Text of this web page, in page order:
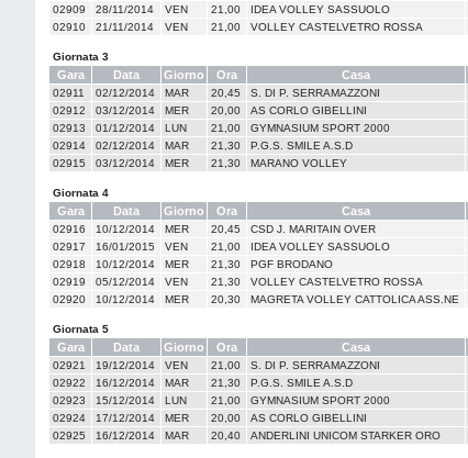
02909 28/11/2014 VEN 21,00 IDEA VOLLEY SASSUOLO
02910 21/11/2014 VEN 21,00 VOLLEY CASTELVETRO ROSSA
Giornata 3
Gara Data Giorno Ora Casa
02911 02/12/2014 MAR 20,45 S. DI P. SERRAMAZZONI
02912 03/12/2014 MER 20,00 AS CORLO GIBELLINI
02913 01/12/2014 LUN 21,00 GYMNASIUM SPORT 2000
02914 02/12/2014 MAR 21,30 P.G.S. SMILE A.S.D
02915 03/12/2014 MER 21,30 MARANO VOLLEY
Giornata 4
Gara Data Giorno Ora Casa
02916 10/12/2014 MER 20,45 CSD J. MARITAIN OVER
02917 16/01/2015 VEN 21,00 IDEA VOLLEY SASSUOLO
02918 10/12/2014 MER 21,30 PGF BRODANO
02919 05/12/2014 VEN 21,30 VOLLEY CASTELVETRO ROSSA
02920 10/12/2014 MER 20,30 MAGRETA VOLLEY CATTOLICA ASS.NE
Giornata 5
Gara Data Giorno Ora Casa
02921 19/12/2014 VEN 21,00 S. DI P. SERRAMAZZONI
02922 16/12/2014 MAR 21,30 P.G.S. SMILE A.S.D
02923 15/12/2014 LUN 21,00 GYMNASIUM SPORT 2000
02924 17/12/2014 MER 20,00 AS CORLO GIBELLINI
02925 16/12/2014 MAR 20,40 ANDERLINI UNICOM STARKER ORO